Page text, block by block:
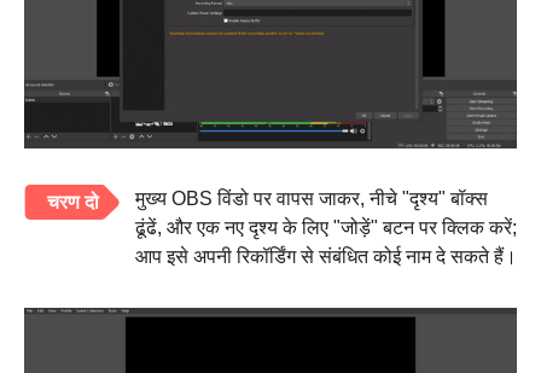
चरण दो
मुख्य OBS विंडो पर वापस जाकर, नीचे "दृश्य" बॉक्स
ढूंढें, और एक नए दृश्य के लिए "जोड़ें" बटन पर क्लिक करें;
आप इसे अपनी रिकॉर्डिंग से संबंधित कोई नाम दे सकते हैं।